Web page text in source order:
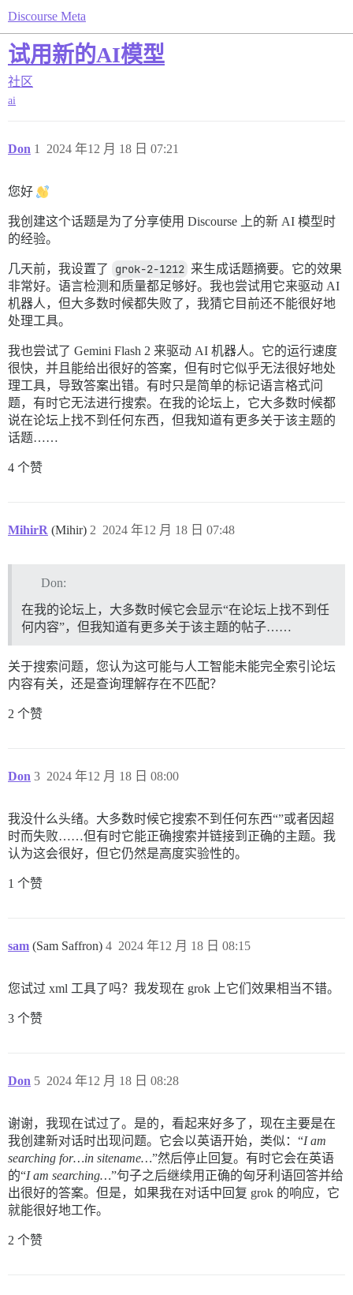
Discourse Meta
试用新的AI模型
社区
ai
Don 2024 年12 月 18 日 07:21
1
您好
我创建这个话题是为了分享使用 Discourse 上的新 AI 模型时
的经验。
几天前，我设置了 grok-2-1212 来生成话题摘要。它的效果
非常好。语言检测和质量都足够好。我也尝试用它来驱动 AI
机器人，但大多数时候都失败了，我猜它目前还不能很好地
处理工具。
我也尝试了 Gemini Flash 2 来驱动 AI 机器人。它的运行速度
很快，并且能给出很好的答案，但有时它似乎无法很好地处
理工具，导致答案出错。有时只是简单的标记语言格式问
题，有时它无法进行搜索。在我的论坛上，它大多数时候都
说在论坛上找不到任何东西，但我知道有更多关于该主题的
话题……
4 个赞
MihirR (Mihir) 2024 年12 月 18 日 07:48
2
Don:
在我的论坛上，大多数时候它会显示“在论坛上找不到任
何内容”，但我知道有更多关于该主题的帖子……
关于搜索问题，您认为这可能与人工智能未能完全索引论坛
内容有关，还是查询理解存在不匹配？
2 个赞
Don 2024 年12 月 18 日 08:00
3
我没什么头绪。大多数时候它搜索不到任何东西“”或者因超
时而失败……但有时它能正确搜索并链接到正确的主题。我
认为这会很好，但它仍然是高度实验性的。
1 个赞
sam (Sam Saffron) 2024 年12 月 18 日 08:15
4
您试过 xml 工具了吗？我发现在 grok 上它们效果相当不错。
3 个赞
Don 2024 年12 月 18 日 08:28
5
谢谢，我现在试过了。是的，看起来好多了，现在主要是在
我创建新对话时出现问题。它会以英语开始，类似：“I am
searching for…in sitename…”然后停止回复。有时它会在英语
的“I am searching…”句子之后继续用正确的匈牙利语回答并给
出很好的答案。但是，如果我在对话中回复 grok 的响应，它
就能很好地工作。
2 个赞